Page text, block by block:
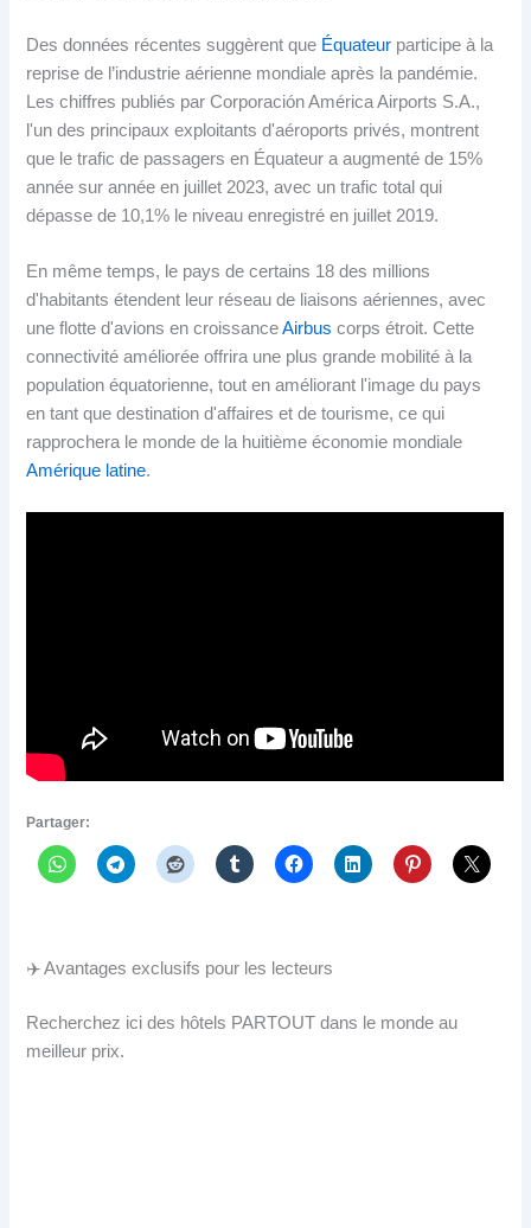
Des données récentes suggèrent que Équateur participe à la
reprise de l’industrie aérienne mondiale après la pandémie.
Les chiffres publiés par Corporación América Airports S.A.,
l'un des principaux exploitants d'aéroports privés, montrent
que le trafic de passagers en Équateur a augmenté de 15%
année sur année en juillet 2023, avec un trafic total qui
dépasse de 10,1% le niveau enregistré en juillet 2019.
En même temps, le pays de certains 18 des millions
d'habitants étendent leur réseau de liaisons aériennes, avec
une flotte d'avions en croissanceAirbus corps étroit. Cette
connectivité améliorée offrira une plus grande mobilité à la
population équatorienne, tout en améliorant l'image du pays
en tant que destination d'affaires et de tourisme, ce qui
rapprochera le monde de la huitième économie mondiale
Amérique latine.
Partager:
✈️ Avantages exclusifs pour les lecteurs
Recherchez ici des hôtels PARTOUT dans le monde au
meilleur prix.